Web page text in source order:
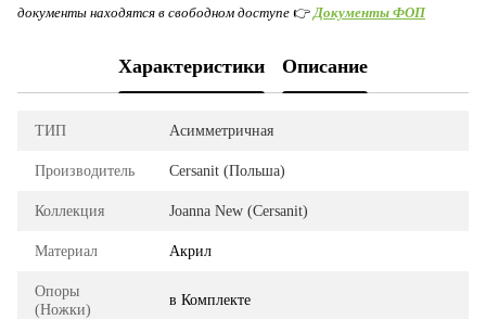
документы находятся в свободном доступе 👉 Документы ФОП
Характеристики Описание
ТИП Асимметричная
Производитель Cersanit (Польша)
Коллекция Joanna New (Cersanit)
Материал Акрил
Опоры
(Ножки)
в Комплекте